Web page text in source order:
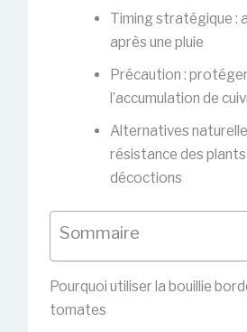
Timing stratégique :
après une pluie
Précaution :
l’accumulation de
Alternatives
résistance des
décoctions
Sommaire
Pourquoi utiliser la bouillie
tomates